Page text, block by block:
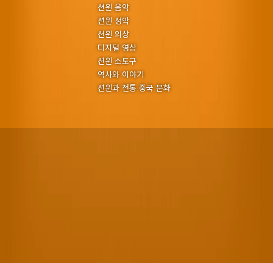
션윈 음악
션윈 성악
션윈 의상
디지털 영상
션윈 소도구
역사와 이야기
션윈과 전통 중국 문화